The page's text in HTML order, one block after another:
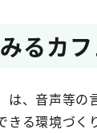
るカフ
は、音声等
きる環境づく